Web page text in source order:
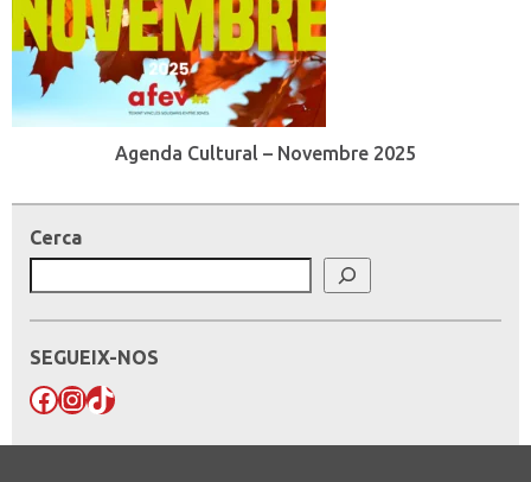
Agenda Cultural – Novembre 2025
Cerca
SEGUEIX-NOS
Facebook
Instagram
TikTok